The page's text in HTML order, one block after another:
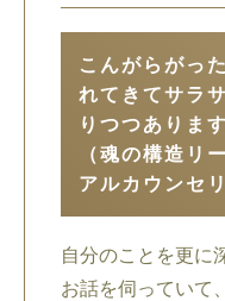
こんがらがっ
れてきてサラ
りつつあります
（魂の構造リ
アルカウンセ
自分のことを更に
お話を伺っていて